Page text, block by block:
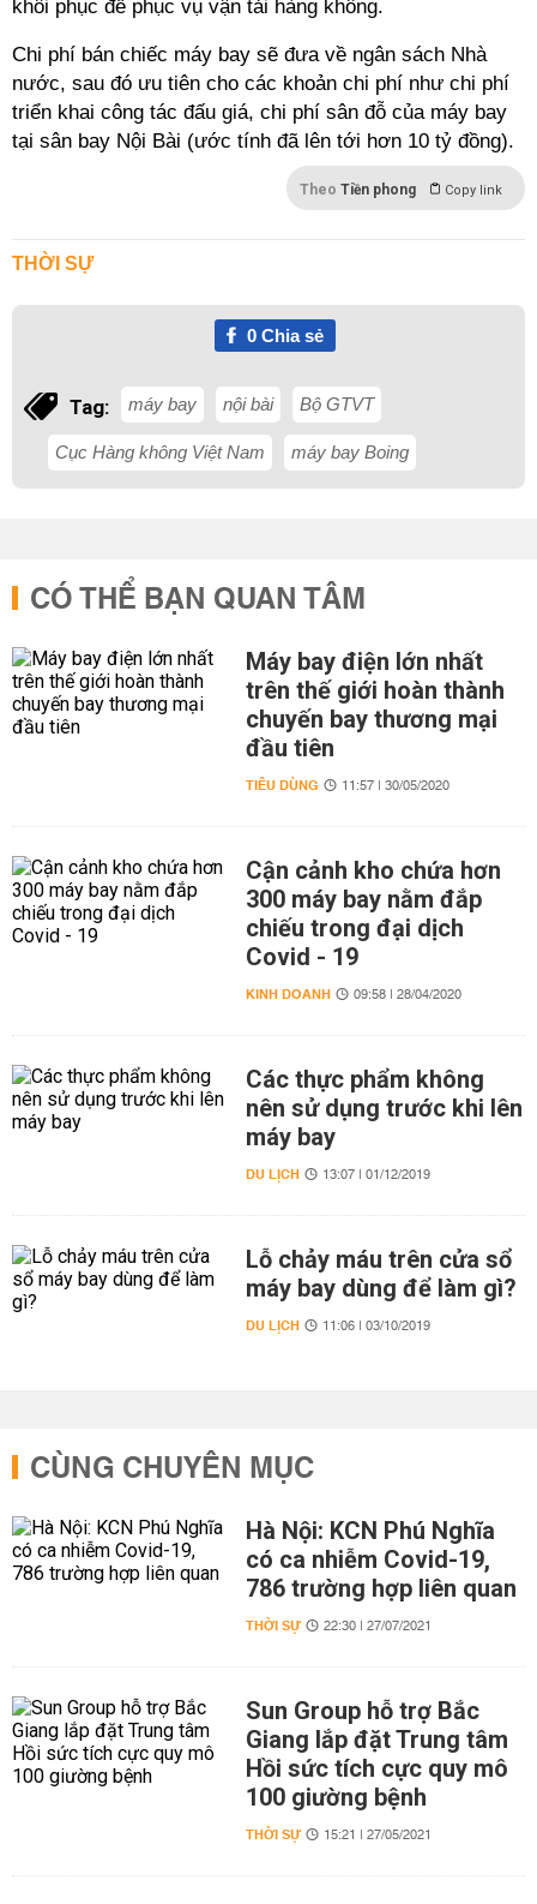
khôi phục để phục vụ vận tải hàng không.
Chi phí bán chiếc máy bay sẽ đưa về ngân sách Nhà
nước, sau đó ưu tiên cho các khoản chi phí như chi phí
triển khai công tác đấu giá, chi phí sân đỗ của máy bay
tại sân bay Nội Bài (ước tính đã lên tới hơn 10 tỷ đồng).
Theo Tiền phong Copy link
THỜI SỰ
0Chia sẻ
Tag: máy bay nội bài Bộ GTVT
Cục Hàng không Việt Nam máy bay Boing
CÓ THỂ BẠN QUAN TÂM
Máy bay điện lớn nhất
trên thế giới hoàn thành
chuyến bay thương mại
đầu tiên
TIÊU DÙNG 11:57 | 30/05/2020
Cận cảnh kho chứa hơn
300 máy bay nằm đắp
chiếu trong đại dịch
Covid - 19
KINH DOANH 09:58 | 28/04/2020
Các thực phẩm không
nên sử dụng trước khi lên
máy bay
DU LỊCH 13:07 | 01/12/2019
Lỗ chảy máu trên cửa sổ
máy bay dùng để làm gì?
DU LỊCH 11:06 | 03/10/2019
CÙNG CHUYÊN MỤC
Hà Nội: KCN Phú Nghĩa
có ca nhiễm Covid-19,
786 trường hợp liên quan
THỜI SỰ 22:30 | 27/07/2021
Sun Group hỗ trợ Bắc
Giang lắp đặt Trung tâm
Hồi sức tích cực quy mô
100 giường bệnh
THỜI SỰ 15:21 | 27/05/2021